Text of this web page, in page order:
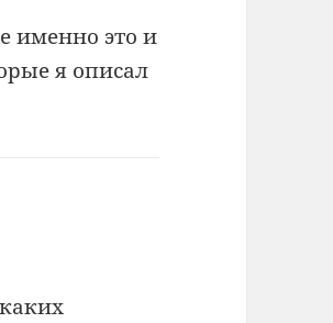
именно это и
я описал